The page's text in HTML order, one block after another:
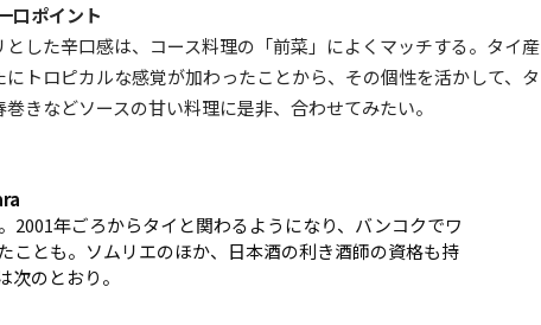
口ポイント
した辛口感は、コース料理の「前菜」によくマッチする。タイ産
トロピカルな感覚が加わったことから、その個性を活かして、タ
きなどソースの甘い料理に是非、合わせてみたい。
2001年ごろからタイと関わるようになり、バンコクでワ
ことも。ソムリエのほか、日本酒の利き酒師の資格も持
次のとおり。